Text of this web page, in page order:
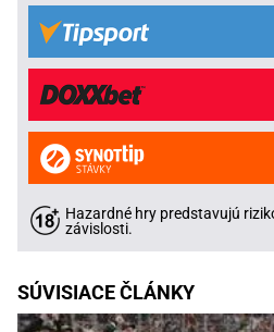
Hazardné hry predstavujú
závislosti.
SÚVISIACE ČLÁNKY